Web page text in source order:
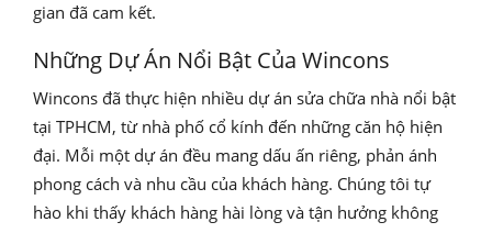
gian đã cam kết.
Những Dự Án Nổi Bật Của Wincons
Wincons đã thực hiện nhiều dự án sửa chữa nhà nổi bật
tại TPHCM, từ nhà phố cổ kính đến những căn hộ hiện
đại. Mỗi một dự án đều mang dấu ấn riêng, phản ánh
phong cách và nhu cầu của khách hàng. Chúng tôi tự
hào khi thấy khách hàng hài lòng và tận hưởng không